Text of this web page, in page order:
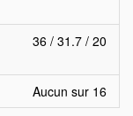
36 / 31.7 / 20
Aucun sur 16